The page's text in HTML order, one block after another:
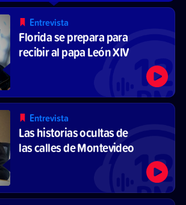
Entrevista
Florida se prepara para
recibir al papa León XIV
Entrevista
Las historias ocultas de
las calles de Montevideo